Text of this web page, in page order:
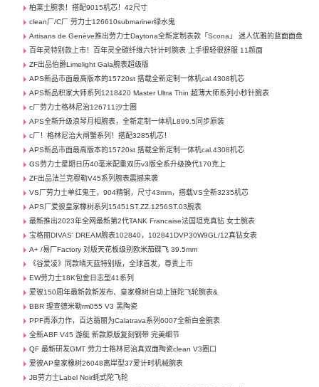
柏莱士腕表！搭配9015机芯！42尺寸
clean厂/C厂 劳力士126610submariner绿水鬼
Artisans de Genève推出劳力士Daytona全新定制表款「Scona」 迷人优雅的蓝面面盘
百年灵特别款上市！百年灵全碳纤维六针计时腕表 上手很轻很舒服 11颜面
ZF出品伯爵Limelight Gala腕表超级版
APS新品市面最高版本的15720st 搭载全新定制一体机cal.4308机芯
APS新品积家大师系列1218420 Master Ultra Thin 超薄大师系列小秒针腕表
c厂劳力士格林尼治126711沙士圈
APS全新升级浪琴月相腕表，全新定制一体机L899.5同步原装
c厂！格林尼治大闸蟹系列！搭配3285机芯！
APS新品市面最高版本的15720st 搭载全新定制一体机cal.4308机芯
GS劳力士星期日历40毫米配重双历v3版全系升级换代170克上
ZF出品法兰克穆勒V45系列腕表震撼来袭
VS厂劳力士单红鬼王，904精钢，尺寸43mm，搭载VS全新3235机芯
APS厂爱彼皇家橡树系列15451ST.ZZ.1256ST.03腕表
最新推出2023年全网最新第2代TANK Francaise法国坦克真钻 女士腕表
宝格丽DIVAS' DREAM腕表102840，102841DVP30W9GL/12真钻女表
A+ /易厂Factory 对版天花板级别欧米茄碟飞 39.5mm
《谷爱凌》同款晴天蓝特别版，全球首发，尊贵上市
EW劳力士18K包金日志型41系列
爱彼150周年最新款新发布、皇家橡树自动上链陀飞轮腕表&
BBR 理查德米勒rm055 V3 黑陶瓷
PPF再添力作，百达翡丽为Calatrava系列6007全新白金腕表
全新ABF V45 游艇 新款原版复刻钢带 完美细节
QF 最新研发GMT 劳力士格林尼治真双面陶瓷clean V3圈口
爱彼AP皇家橡树26048离岸型37爱计时机械腕表
JB劳力士Label Noir蚝式陀飞轮